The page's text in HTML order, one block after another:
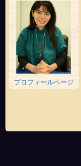
プロフィールページ